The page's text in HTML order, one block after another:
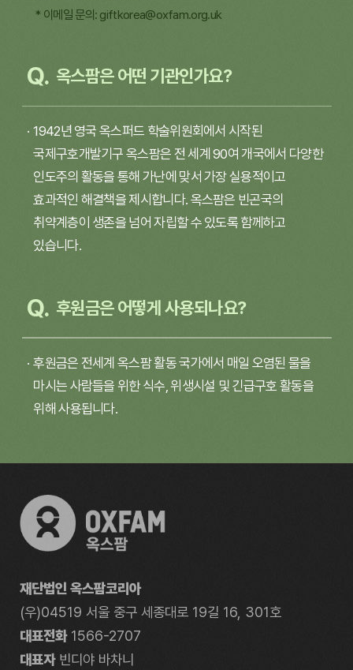
* 이메일 문의: giftkorea@oxfam.org.uk
옥스팜은 어떤 기관인가요?
1942년 영국 옥스퍼드 학술위원회에서 시작된
국제구호개발기구 옥스팜은 전 세계 90여 개국에서 다양한
인도주의 활동을 통해 가난에 맞서 가장 실용적이고
효과적인 해결책을 제시합니다. 옥스팜은 빈곤국의
취약계층이 생존을 넘어 자립할 수 있도록 함께하고
있습니다.
후원금은 어떻게 사용되나요?
후원금은 전세계 옥스팜 활동 국가에서 매일 오염된 물을
마시는 사람들을 위한 식수, 위생시설 및 긴급구호 활동을
위해 사용됩니다.
재단법인 옥스팜코리아
(우)04519 서울 중구 세종대로 19길 16, 301호
대표전화1566-2707
대표자빈디야 바차니